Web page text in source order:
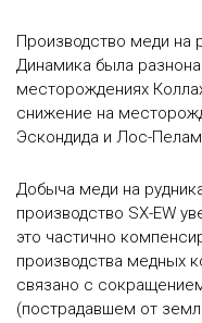
Производство меди на
Динамика была
месторождениях
снижение на
Эскондида и Лос-
Добыча меди на
производство SX-EW
это частично
производства медных
связано с
(пострадавшем от